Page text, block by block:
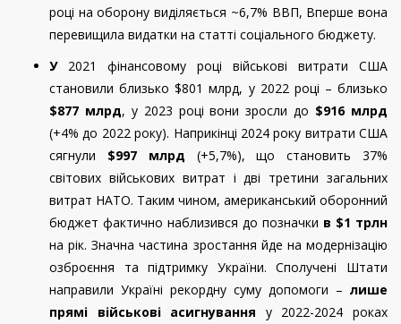
році на оборону виділяється ~6,7% ВВП, Вперше вона
перевищила видатки на статті соціального бюджету.
У2021 фінансовому році військові витрати США
становили близько $801 млрд, у 2022 році – близько
$877 млрд, у 2023 році вони зросли до $916 млрд
(+4% до 2022 року). Наприкінці 2024 року витрати США
сягнули $997 млрд (+5,7%), що становить 37%
світових військових витрат і дві третини загальних
витрат НАТО. Таким чином, американський оборонний
бюджет фактично наблизився до позначки в $1 трлн
на рік. Значна частина зростання йде на модернізацію
озброєння та підтримку України. Сполучені Штати
направили Україні рекордну суму допомоги – лише
прямі військові асигнування у 2022-2024 роках